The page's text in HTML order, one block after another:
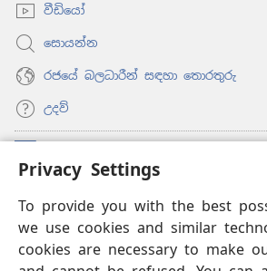
Privacy Settings
To provide you with the best
we use cookies and similar
cookies are necessary to make
වීඩියෝ
සොයන්න
රජයේ බලධාරීන් සඳහා තොරතුරු
උදව්
(opens
new
ඔන්ලයින් ලයිබ්‍රරි
(opens
new
window)JW Hub
(opens